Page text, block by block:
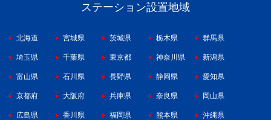
ステーション設置地域
北海道 宮城県 茨城県 栃木県 群馬県
埼玉県 千葉県 東京都 神奈川県 新潟県
富山県 石川県 長野県 静岡県 愛知県
京都府 大阪府 兵庫県 奈良県 岡山県
広島県 香川県 福岡県 熊本県 沖縄県